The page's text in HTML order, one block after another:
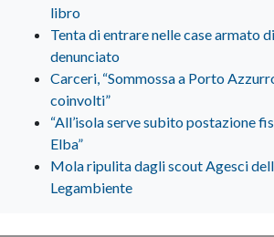
libro
Tenta di entrare nelle case armato
denunciato
Carceri, “Sommossa a Porto
coinvolti”
“All’isola serve subito postazione
Elba”
Mola ripulita dagli scout Agesci
Legambiente